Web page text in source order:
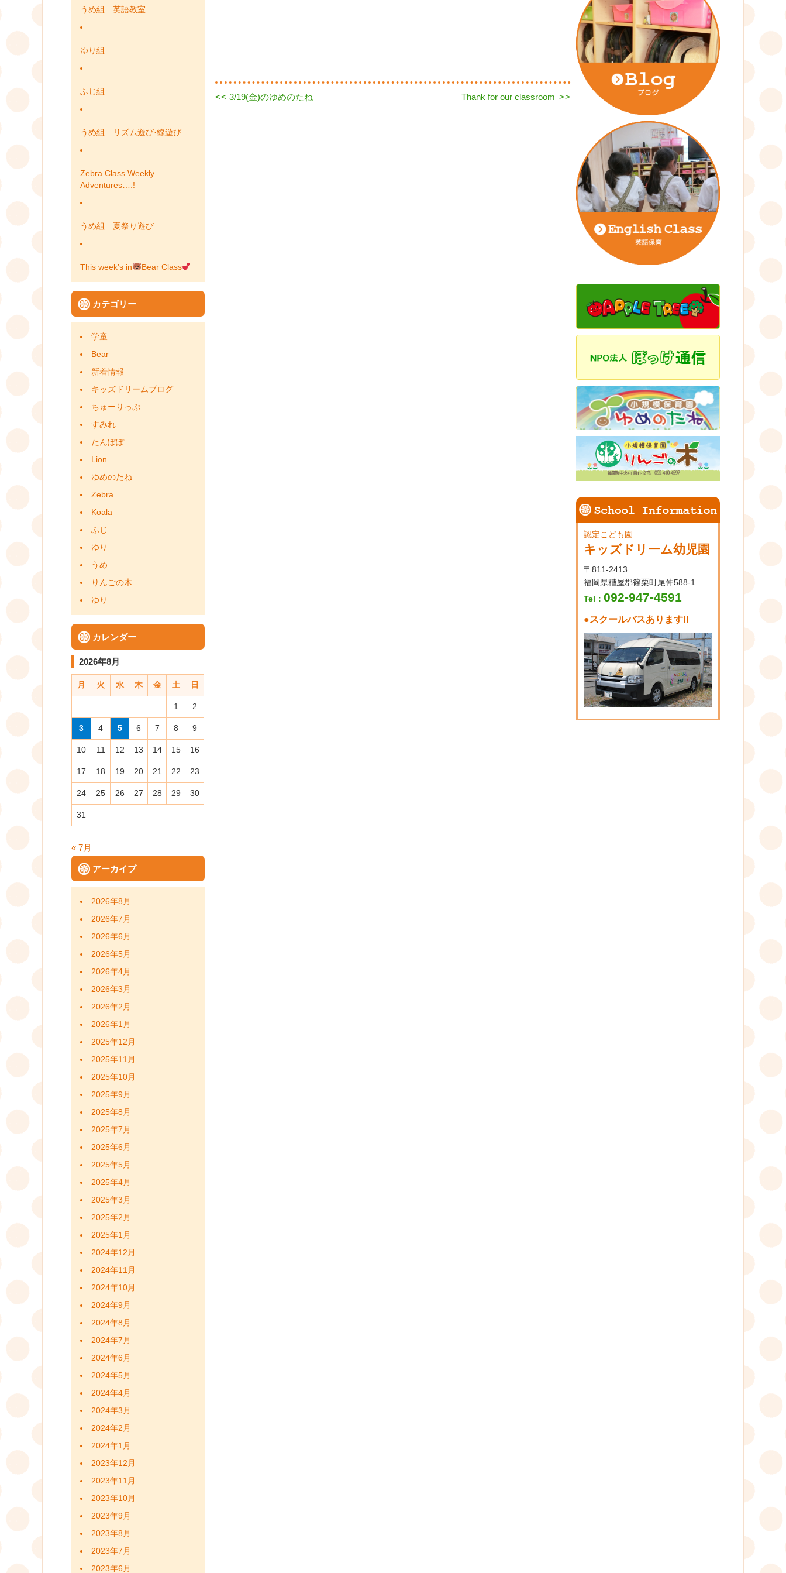
うめ組 英語教室
ゆり組
ふじ組
うめ組 リズム遊び·線遊び
Zebra Class Weekly
Adventures….!
うめ組 夏祭り遊び
This week’s in Bear Class
カテゴリー
学童
Bear
新着情報
キッズドリームブログ
ちゅーりっぷ
すみれ
たんぽぽ
Lion
ゆめのたね
Zebra
Koala
ふじ
ゆり
うめ
りんごの木
ゆり
カレンダー
2026年8月
月 火 水 木 金 土 日
1 2
3 4 5 6 7 8 9
10 11 12 13 14 15 16
17 18 19 20 21 22 23
24 25 26 27 28 29 30
31
« 7月
アーカイブ
2026年8月
2026年7月
2026年6月
2026年5月
2026年4月
2026年3月
2026年2月
2026年1月
2025年12月
2025年11月
2025年10月
2025年9月
2025年8月
2025年7月
2025年6月
2025年5月
2025年4月
2025年3月
2025年2月
2025年1月
2024年12月
2024年11月
2024年10月
2024年9月
2024年8月
2024年7月
2024年6月
2024年5月
2024年4月
2024年3月
2024年2月
2024年1月
2023年12月
2023年11月
2023年10月
2023年9月
2023年8月
2023年7月
2023年6月
投
Previous
<< 3/19(金)のゆめのたね
Next
Thank for our classroom >>
認定こども園
キッズドリーム幼児園
〒811-2413
福岡県糟屋郡篠栗町尾仲588-1
Tel：092-947-4591
●スクールバスあります!!